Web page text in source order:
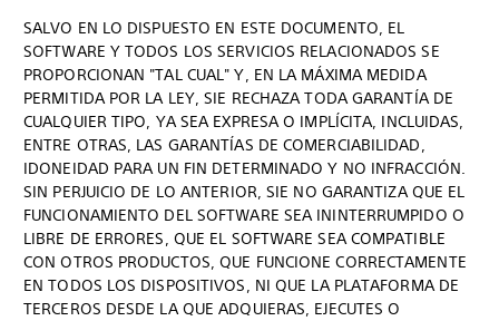
SALVO EN LO DISPUESTO EN ESTE DOCUMENTO, EL
SOFTWARE Y TODOS LOS SERVICIOS RELACIONADOS SE
PROPORCIONAN "TAL CUAL" Y, EN LA MÁXIMA MEDIDA
PERMITIDA POR LA LEY, SIE RECHAZA TODA GARANTÍA DE
CUALQUIER TIPO, YA SEA EXPRESA O IMPLÍCITA, INCLUIDAS,
ENTRE OTRAS, LAS GARANTÍAS DE COMERCIABILIDAD,
IDONEIDAD PARA UN FIN DETERMINADO Y NO INFRACCIÓN.
SIN PERJUICIO DE LO ANTERIOR, SIE NO GARANTIZA QUE EL
FUNCIONAMIENTO DEL SOFTWARE SEA ININTERRUMPIDO O
LIBRE DE ERRORES, QUE EL SOFTWARE SEA COMPATIBLE
CON OTROS PRODUCTOS, QUE FUNCIONE CORRECTAMENTE
EN TODOS LOS DISPOSITIVOS, NI QUE LA PLATAFORMA DE
TERCEROS DESDE LA QUE ADQUIERAS, EJECUTES O